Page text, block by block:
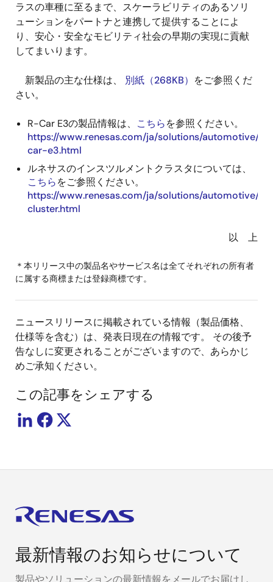
ラスの車種に至るまで、スケーラビリティのあるソリ
ューションをパートナと連携して提供することによ
り、安心・安全なモビリティ社会の早期の実現に貢献
してまいります。
新製品の主な仕様は、 別紙（268KB） をご参照くだ
さい。
R-Car E3の製品情報は、 こちらを参照ください。
https://www.renesas.com/ja/solutions/automotive/
car-e3.html
ルネサスのインスツルメントクラスタについては、
こちらをご参照ください。
https://www.renesas.com/ja/solutions/automotive/
cluster.html
以 上
＊本リリース中の製品名やサービス名は全てそれぞれの所有者
に属する商標または登録商標です。
ニュースリリースに掲載されている情報（製品価格、
仕様等を含む）は、発表日現在の情報です。 その後予
告なしに変更されることがございますので、あらかじ
めご承知ください。
この記事をシェアする
最新情報のお知らせについて
製品やソリューションの最新情報をメールでお届けし